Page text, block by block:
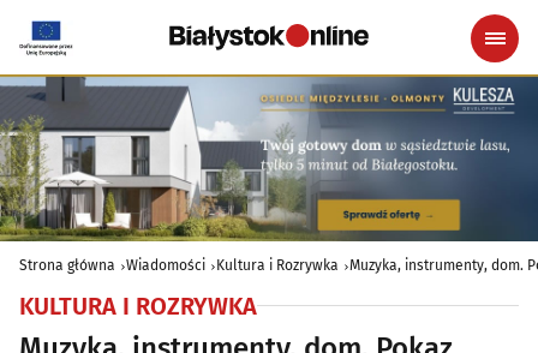
Strona główna Wiadomości Kultura i Rozrywka Muzyka, instrumenty, dom.
KULTURA I ROZRYWKA